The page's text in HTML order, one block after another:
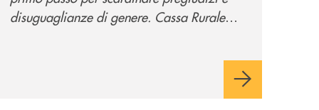
disuguaglianze di genere. Cassa Rurale
valori e influenzi direttamente la comunità